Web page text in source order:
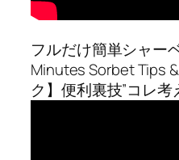
フルだけ簡単シャー
Minutes Sorbet Tips
ク】便利裏技”コレ